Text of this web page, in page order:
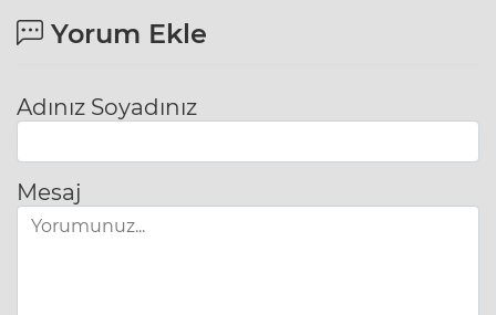
Yorum Ekle
Adınız Soyadınız
Mesaj